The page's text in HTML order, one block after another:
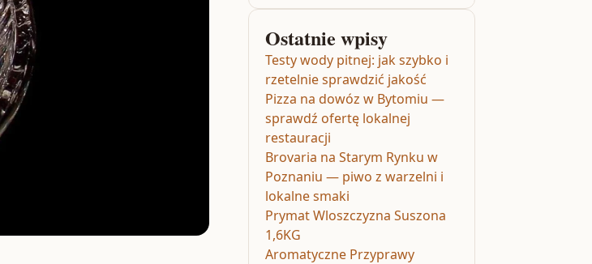
Ostatnie wpisy
Testy wody pitnej: jak szybko i
rzetelnie sprawdzić jakość
Pizza na dowóz w Bytomiu —
sprawdź ofertę lokalnej
restauracji
Brovaria na Starym Rynku w
Poznaniu — piwo z warzelni i
lokalne smaki
Prymat Wloszczyzna Suszona
1,6KG
Aromatyczne Przyprawy